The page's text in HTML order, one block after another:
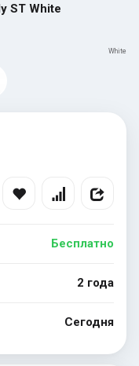
ST White
White
Бесплатно
2 года
Сегодня